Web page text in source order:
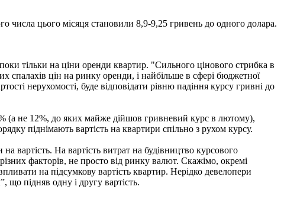
числа цього місяця становили 8,9-9,25 гривень до одного долара.
тільки на ціни оренди квартир. "Сильного цінового стрибка в
спалахів цін на ринку оренди, і найбільше в сфері бюджетної
нерухомості, буде відповідати рівню падіння курсу гривні до
(а не 12%, до яких майже дійшов гривневий курс в лютому),
піднімають вартість на квартири спільно з рухом курсу.
вартість. На вартість витрат на будівництво курсового
факторів, не просто від ринку валют. Скажімо, окремі
на підсумкову вартість квартир. Нерідко девелопери
що підняв одну і другу вартість.